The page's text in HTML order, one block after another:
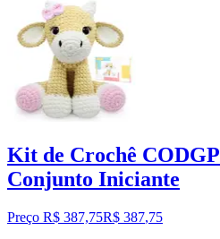
Kit de Crochê
Conjunto Iniciante
Preço R$ 387,75R$ 387,75